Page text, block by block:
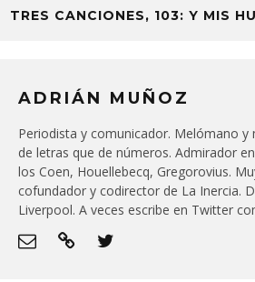
TRES CANCIONES, 103: Y MIS
ADRIÁN MUÑOZ
Periodista y comunicador. Melómano y
de letras que de números. Admirador
los Coen, Houellebecq, Gregorovius.
cofundador y codirector de La Inercia.
Liverpool. A veces escribe en Twitter